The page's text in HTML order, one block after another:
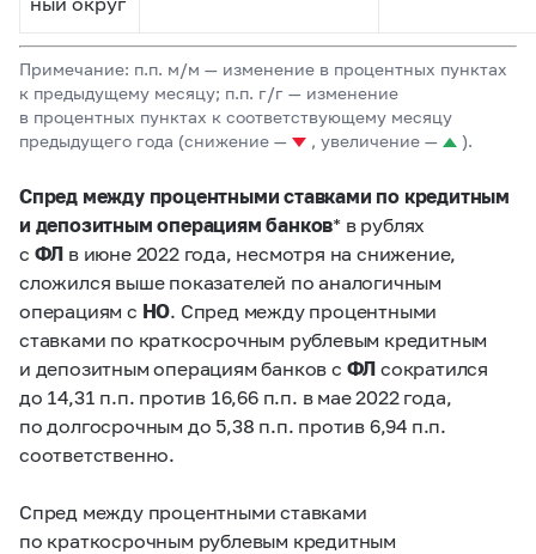
Примечание: п.п. м/м — изменение в процентных пунктах
к предыдущему месяцу; п.п. г/г — изменение
в процентных пунктах к соответствующему месяцу
предыдущего года (снижение —
, увеличение — ).
Спред между процентными ставками по кредитным
и депозитным операциям банков* в рублях
с ФЛ в июне 2022 года, несмотря на снижение,
сложился выше показателей по аналогичным
операциям с НО. Спред между процентными
ставками по краткосрочным рублевым кредитным
и депозитным операциям банков с ФЛ сократился
до 14,31 п.п. против 16,66 п.п. в мае 2022 года,
по долгосрочным до 5,38 п.п. против 6,94 п.п.
соответственно.
Спред между процентными ставками
по краткосрочным рублевым кредитным